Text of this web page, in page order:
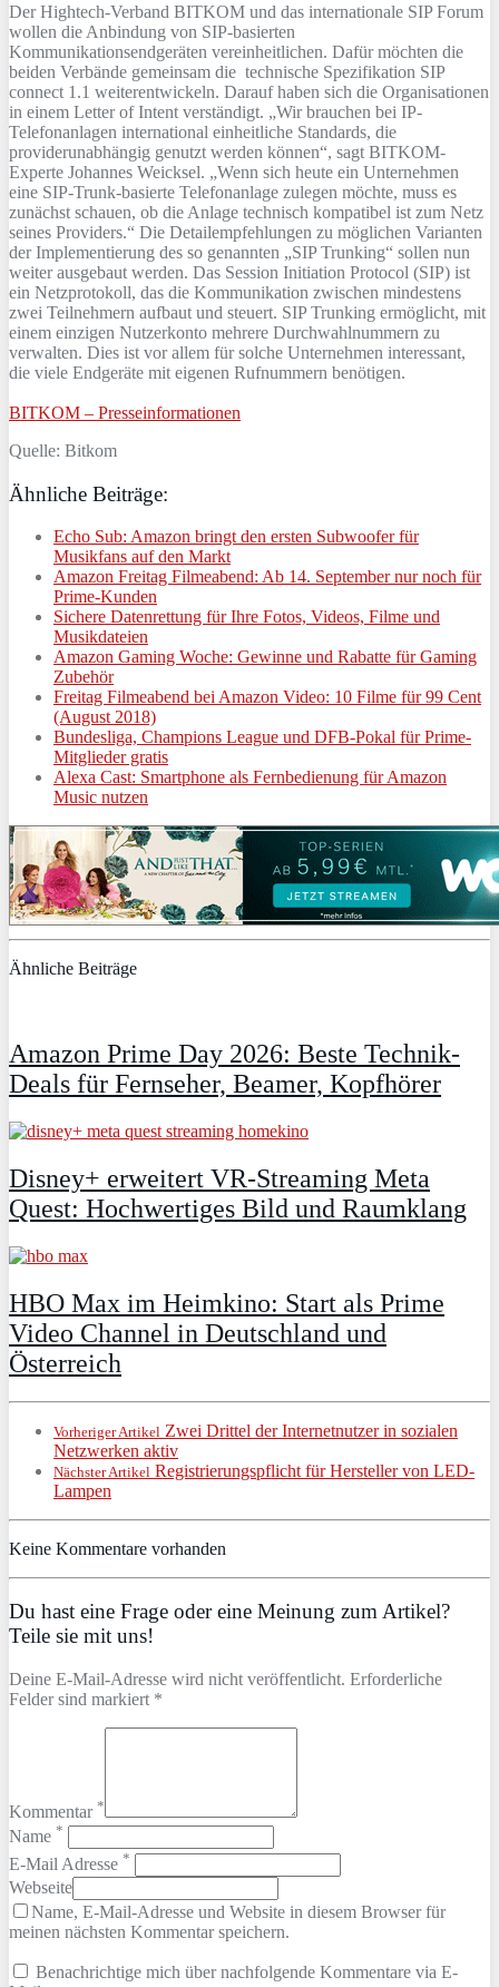
Der Hightech-Verband BITKOM und das internationale SIP Forum
wollen die Anbindung von SIP-basierten
Kommunikationsendgeräten vereinheitlichen. Dafür möchten die
beiden Verbände gemeinsam die technische Spezifikation SIP
connect 1.1 weiterentwickeln. Darauf haben sich die Organisationen
in einem Letter of Intent verständigt. „Wir brauchen bei IP-
Telefonanlagen international einheitliche Standards, die
providerunabhängig genutzt werden können“, sagt BITKOM-
Experte Johannes Weicksel. „Wenn sich heute ein Unternehmen
eine SIP-Trunk-basierte Telefonanlage zulegen möchte, muss es
zunächst schauen, ob die Anlage technisch kompatibel ist zum Netz
seines Providers.“ Die Detailempfehlungen zu möglichen Varianten
der Implementierung des so genannten „SIP Trunking“ sollen nun
weiter ausgebaut werden. Das Session Initiation Protocol (SIP) ist
ein Netzprotokoll, das die Kommunikation zwischen mindestens
zwei Teilnehmern aufbaut und steuert. SIP Trunking ermöglicht, mit
einem einzigen Nutzerkonto mehrere Durchwahlnummern zu
verwalten. Dies ist vor allem für solche Unternehmen interessant,
die viele Endgeräte mit eigenen Rufnummern benötigen.
BITKOM – Presseinformationen
Quelle: Bitkom
Ähnliche Beiträge:
Echo Sub: Amazon bringt den ersten Subwoofer für
Musikfans auf den Markt
Amazon Freitag Filmeabend: Ab 14. September nur noch für
Prime-Kunden
Sichere Datenrettung für Ihre Fotos, Videos, Filme und
Musikdateien
Amazon Gaming Woche: Gewinne und Rabatte für Gaming
Zubehör
Freitag Filmeabend bei Amazon Video: 10 Filme für 99 Cent
(August 2018)
Bundesliga, Champions League und DFB-Pokal für Prime-
Mitglieder gratis
Alexa Cast: Smartphone als Fernbedienung für Amazon
Music nutzen
Ähnliche Beiträge
Amazon Prime Day 2026: Beste Technik-
Deals für Fernseher, Beamer, Kopfhörer
Disney+ erweitert VR‑Streaming Meta
Quest: Hochwertiges Bild und Raumklang
HBO Max im Heimkino: Start als Prime
Video Channel in Deutschland und
Österreich
Vorheriger Artikel Zwei Drittel der Internetnutzer in sozialen
Netzwerken aktiv
Nächster Artikel Registrierungspflicht für Hersteller von LED-
Lampen
Keine Kommentare vorhanden
Du hast eine Frage oder eine Meinung zum Artikel?
Teile sie mit uns!
Deine E-Mail-Adresse wird nicht veröffentlicht. Erforderliche
Felder sind markiert *
Kommentar *
Name *
E-Mail Adresse *
Webseite
Name, E-Mail-Adresse und Website in diesem Browser für
meinen nächsten Kommentar speichern.
Benachrichtige mich über nachfolgende Kommentare via E-